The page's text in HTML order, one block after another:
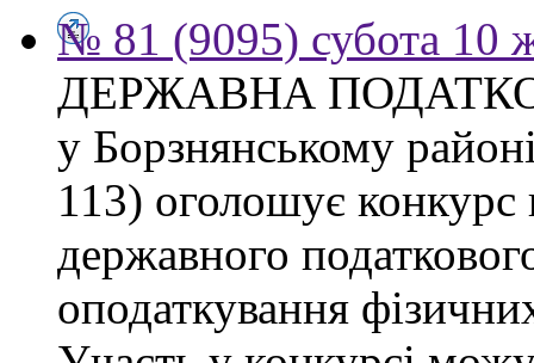
№ 81 (9095) субота 10
ДЕРЖАВНА
у Борзнянському
113) оголошує конкурс
державного
оподаткування